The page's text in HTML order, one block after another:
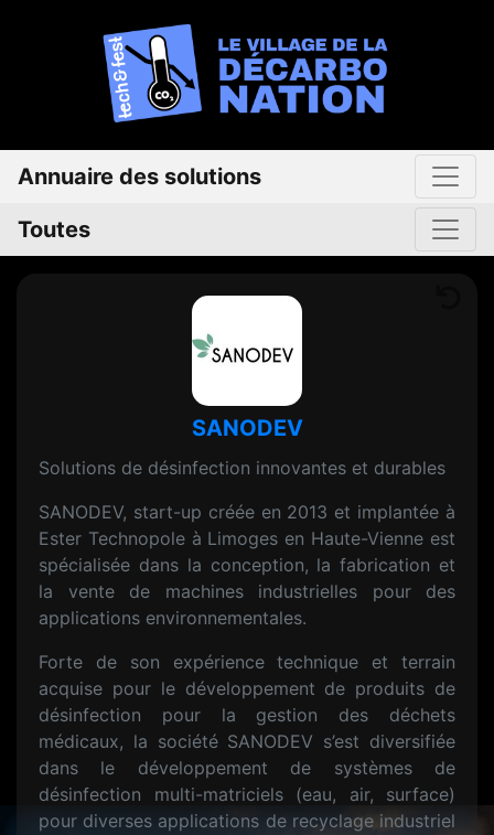
Annuaire des solutions
Toutes
SANODEV
Solutions de désinfection innovantes et durables
SANODEV, start-up créée en 2013 et implantée à
Ester Technopole à Limoges en Haute-Vienne est
spécialisée dans la conception, la fabrication et
la vente de machines industrielles pour des
applications environnementales.
Forte de son expérience technique et terrain
acquise pour le développement de produits de
désinfection pour la gestion des déchets
médicaux, la société SANODEV s’est diversifiée
dans le développement de systèmes de
désinfection multi-matriciels (eau, air, surface)
pour diverses applications de recyclage industriel